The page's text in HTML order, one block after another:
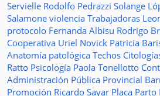
Servielle Rodolfo Pedrazzi Solange
Salamone violencia Trabajadoras
protocolo Fernanda Albisu Rodrigo
Cooperativa Uriel Novick Patricia
Anatomía patológica Techos
Ratto Psicología Paola Tonellotto
Administración Pública Provincial
Promoción Ricardo Sayar Placa Parto